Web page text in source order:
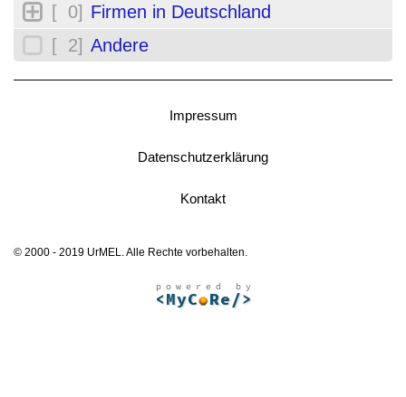
[ 0] Firmen in Deutschland
[ 2] Andere
Impressum
Datenschutzerklärung
Kontakt
© 2000 - 2019 UrMEL. Alle Rechte vorbehalten.